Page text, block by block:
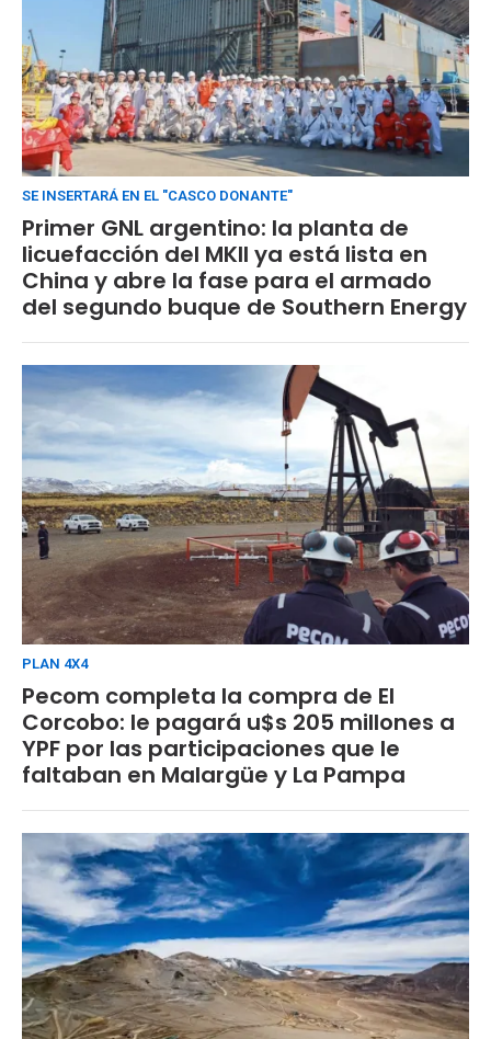
SE INSERTARÁ EN EL "CASCO DONANTE"
Primer GNL argentino: la planta de
licuefacción del MKII ya está lista en
China y abre la fase para el armado
del segundo buque de Southern Energy
PLAN 4X4
Pecom completa la compra de El
Corcobo: le pagará u$s 205 millones a
YPF por las participaciones que le
faltaban en Malargüe y La Pampa